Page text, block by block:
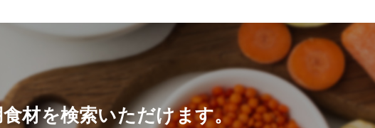
材を検索いただけます。